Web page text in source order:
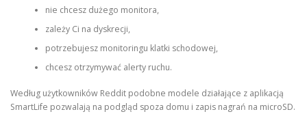
nie chcesz dużego monitora,
zależy Ci na dyskrecji,
potrzebujesz monitoringu klatki schodowej,
chcesz otrzymywać alerty ruchu.
Według użytkowników Reddit podobne modele działające z aplikacją
SmartLife pozwalają na podgląd spoza domu i zapis nagrań na microSD.